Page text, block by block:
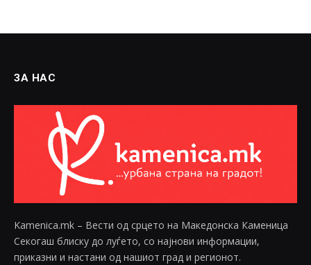
ЗА НАС
Kamenica.mk – Вести од срцето на Македонска Каменица
Секогаш блиску до луѓето, со најнови информации,
приказни и настани од нашиот град и регионот.